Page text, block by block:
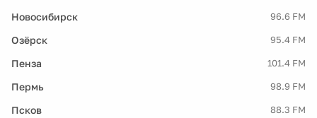
Новосибирск 96.6 FM
Озёрск 95.4 FM
Пенза 101.4 FM
Пермь 98.9 FM
Псков 88.3 FM